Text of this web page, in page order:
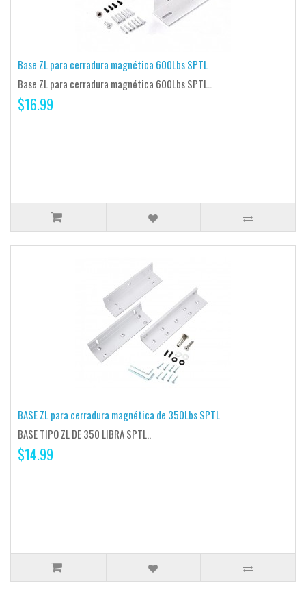
Base ZL para cerradura magnética 600Lbs SPTL
Base ZL para cerradura magnética 600Lbs SPTL..
$16.99
BASE ZL para cerradura magnética de 350Lbs SPTL
BASE TIPO ZL DE 350 LIBRA SPTL..
$14.99